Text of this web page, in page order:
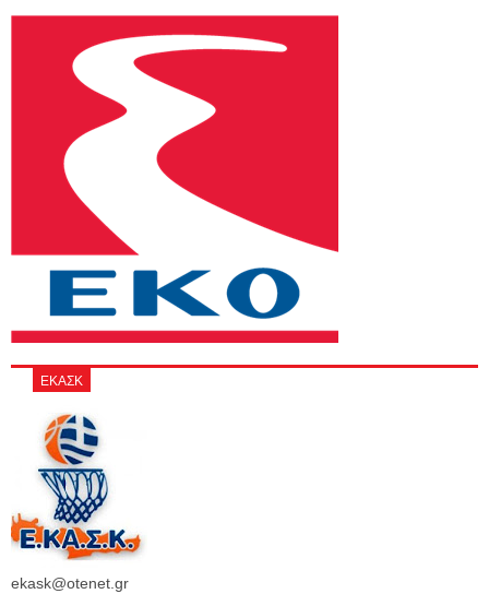
ΕΚΑΣΚ
ekask@otenet.gr